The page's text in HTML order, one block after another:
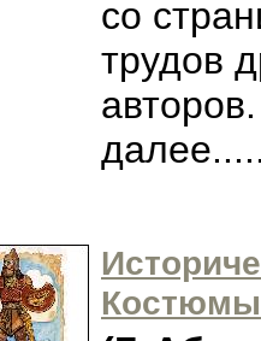
со
трудов
Костюмы